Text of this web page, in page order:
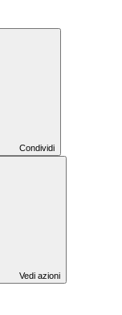
Condividi
Vedi azioni